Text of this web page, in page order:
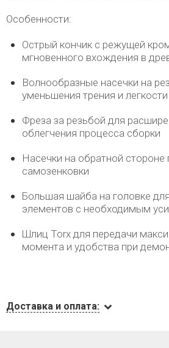
Особенности:
Острый кончик с режущей
мгновенного вхождения в
Волнообразные насечки на
уменьшения трения и
Фреза за резьбой для
облегчения процесса сборки
Насечки на обратной стороне
самозенковки
Большая шайба на головке
элементов с необходимым
Шлиц Torx для передачи
момента и удобства при
Доставка и оплата: